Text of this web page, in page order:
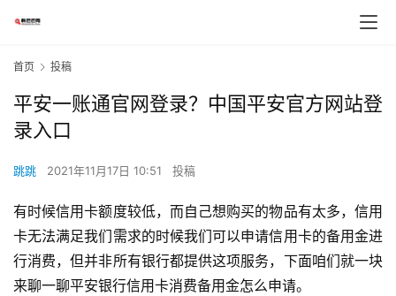
首页 投稿
平安一账通官网登录？中国平安官方网站登
录入口
跳跳 2021年11月17日 10:51 投稿
有时候信用卡额度较低，而自己想购买的物品有太多，信用
卡无法满足我们需求的时候我们可以申请信用卡的备用金进
行消费，但并非所有银行都提供这项服务，下面咱们就一块
来聊一聊平安银行信用卡消费备用金怎么申请。